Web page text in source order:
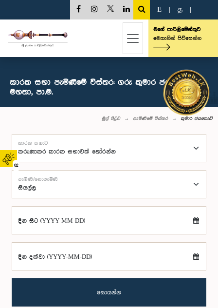
02
E த
මගේ පාර්ලිමේන්තුව
මෙතැනින් පිවිසෙන්න
කාරක සභා පැමිණීමේ විස්තර: ගරු කුමාර ජයකොඩි
මහතා, පා.ම.
මුල් පිටුව පැමිණීමේ විස්තර කුමාර ජයකොඩි
කාරක සභාව
පැමිණි/නොපැමිණි
දින සිට (YYYY-MM-DD)
දින දක්වා (YYYY-MM-DD)
සොයන්න